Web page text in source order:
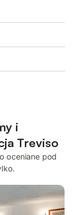
i
Treviso
oceniane pod